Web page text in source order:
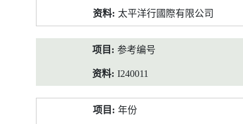
料
太平洋行國際有限公司
参考编号
I240011
年份